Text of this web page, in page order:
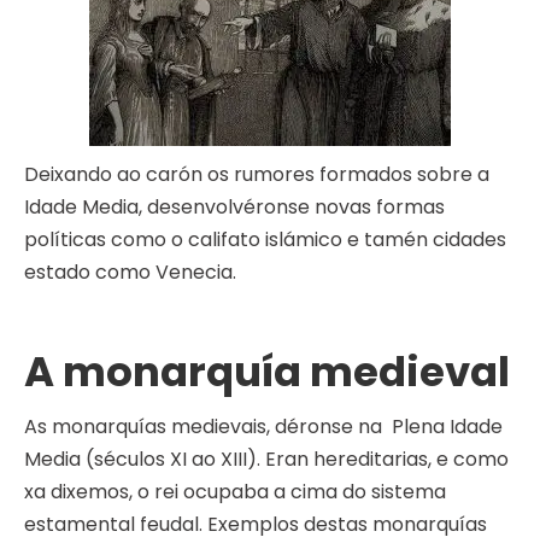
Deixando ao carón os rumores formados sobre a
Idade Media, desenvolvéronse novas formas
políticas como o califato islámico e tamén cidades
estado como Venecia.
A monarquía medieval
As monarquías medievais, déronse na Plena Idade
Media (séculos XI ao XIII). Eran hereditarias, e como
xa dixemos, o rei ocupaba a cima do sistema
estamental feudal. Exemplos destas monarquías